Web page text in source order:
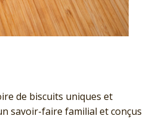
de biscuits uniques et
savoir-faire familial et conçus